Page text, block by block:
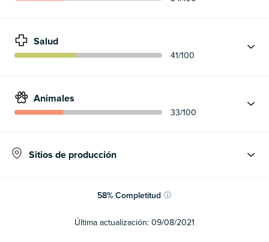
Salud
41/100
Animales
33/100
Sitios de producción
58% Completitud ⓘ
Última actualización: 09/08/2021